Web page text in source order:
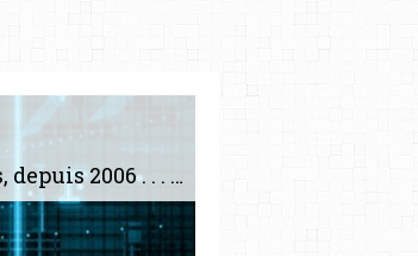
Le plus gros site de philosophie de France ! ABONNEZ-VOUS ! 4115 Articles, 1634 abonné·e·s, depuis 2006 . . . . . . . . 2 852 214 pages vues jusqu'à présent. Prestance et être apte à un plus grand nombre de choses.